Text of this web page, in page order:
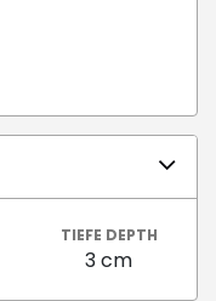
TIEFE DEPTH
3 cm